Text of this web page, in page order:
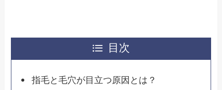
目次
指毛と毛穴が目立つ原因とは？